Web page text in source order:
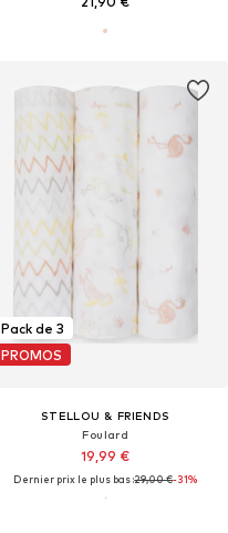
Pack de 3
PROMOS
STELLOU & FRIENDS
Foulard
19,99 €
Dernier prix le plus bas :29,00 €-31%